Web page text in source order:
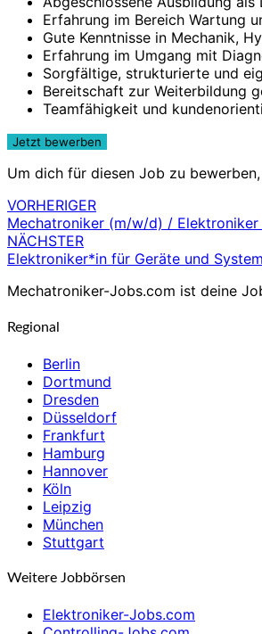
Erfahrung im Bereich Wartung
Gute Kenntnisse in Mechanik,
Erfahrung im Umgang mit
Sorgfältige, strukturierte und
Bereitschaft zur Weiterbildung
Teamfähigkeit und
Um dich für diesen Job zu
Beitragsnavigation
VORHERIGER
Mechatroniker (m/w/d) /
NÄCHSTER
Elektroniker*in für Geräte und
Mechatroniker-Jobs.com ist deine
Regional
Berlin
Dortmund
Dresden
Düsseldorf
Frankfurt
Hamburg
Hannover
Köln
Leipzig
München
Stuttgart
Weitere Jobbörsen
Elektroniker-Jobs.com